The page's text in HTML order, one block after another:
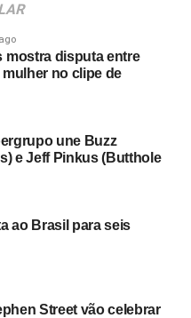
mostra disputa entre
no clipe de
une Buzz
e Jeff Pinkus (Butthole
ao Brasil para seis
Street vão celebrar